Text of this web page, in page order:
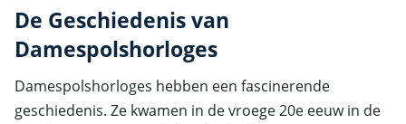
De Geschiedenis van
Damespolshorloges
Damespolshorloges hebben een fascinerende
geschiedenis. Ze kwamen in de vroege 20e eeuw in de